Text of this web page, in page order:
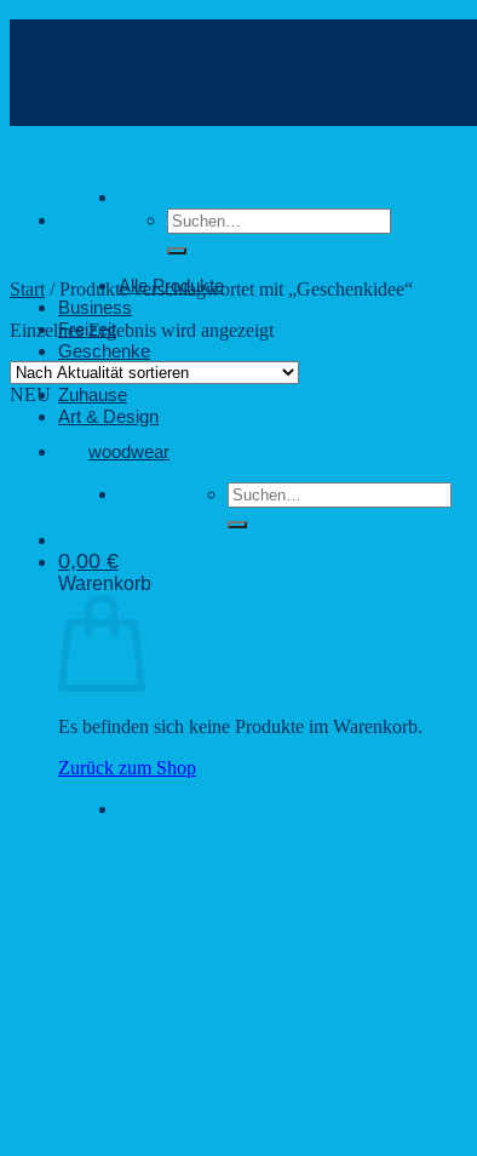
Suchen
nach:
Alle Produkte
Business
Freizeit
Geschenke
Outdoor
Zuhause
Art & Design
woodwear
Suchen
nach:
0,00 €
Warenkorb
Es befinden sich keine Produkte im Warenkorb.
Zurück zum Shop
Start /Produkte verschlagwortet mit „Geschenkidee“
Einzelnes Ergebnis wird angezeigt
NEU